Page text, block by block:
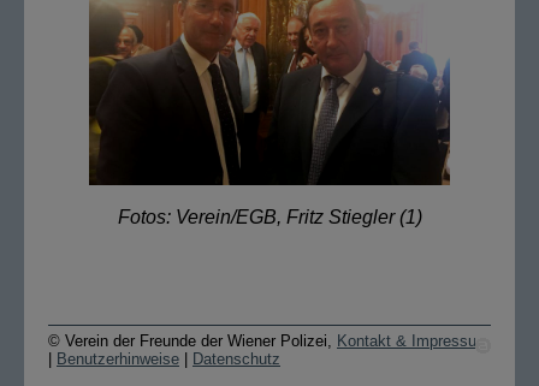
Fotos: Verein/EGB, Fritz Stiegler (1)
© Verein der Freunde der Wiener Polizei,
Kontakt & Impressum
Benutzerhinweise Datenschutz